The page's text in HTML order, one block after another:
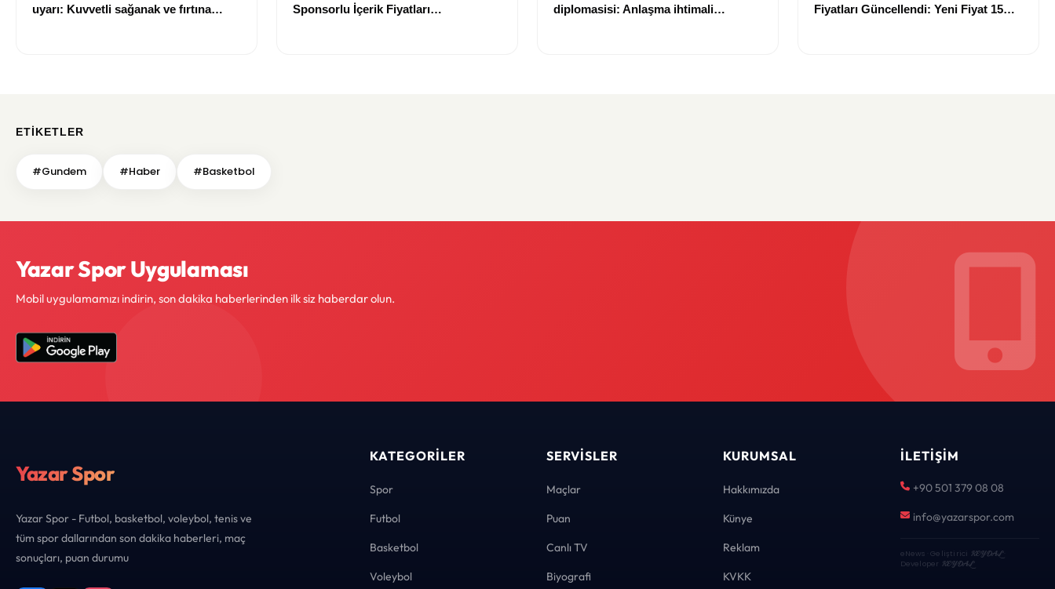
uyarı: Kuvvetli sağanak ve fırtına
Sponsorlu İçerik Fiyatları
diplomasisi: Anlaşma ihtimali
Fiyatları Güncellendi: Yeni Fiyat 15
ETIKETLER
#Gundem #Haber #Basketbol
Yazar Spor Uygulaması
Mobil uygulamamızı indirin, son dakika haberlerinden ilk siz haberdar olun.
Yazar Spor
Yazar Spor - Futbol, basketbol, voleybol, tenis ve
tüm spor dallarından son dakika haberleri, maç
sonuçları, puan durumu
KATEGORILER
Spor
Futbol
Basketbol
Voleybol
SERVISLER
Maçlar
Puan
Canlı TV
Biyografi
KURUMSAL
Hakkımızda
Künye
Reklam
KVKK
İLETIŞIM
+90 501 379 08 08
info@yazarspor.com
eNews · Geliştirici KEYDAL·
Developer KEYDAL